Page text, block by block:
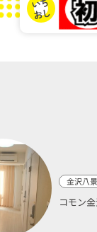
金沢八
コモン